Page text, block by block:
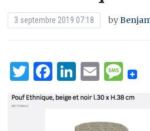
3 septembre 2019 07:18 by
Twitter
Facebook
LinkedIn
Email